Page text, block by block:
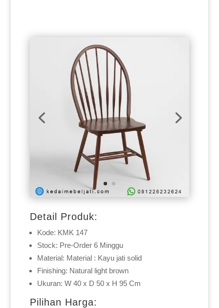
Detail Produk:
Kode: KMK 147
Stock: Pre-Order 6 Minggu
Material: Material : Kayu jati solid
Finishing: Natural light brown
Ukuran: W 40 x D 50 x H 95 Cm
Pilihan Harga: